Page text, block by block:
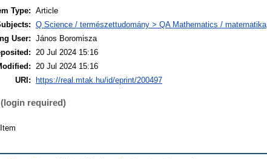
Type: Article
Q Science / természettudomány > QA Mathematics / matematika
User:
János Boromisza
20 Jul 2024 15:16
20 Jul 2024 15:16
URI:
https://real.mtak.hu/id/eprint/200497
required)